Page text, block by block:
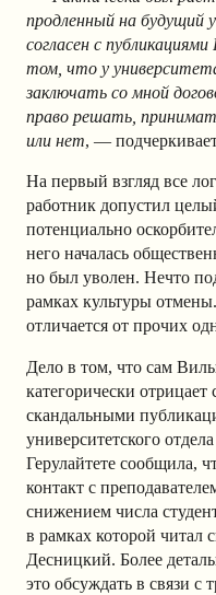
продленный на будущий
согласен с
том, что у
заключать со мной
право решать,
или нет, —
На первый взгляд все
работник допустил
потенциально
него началась
но был уволен. Нечто
рамках культуры
отличается от прочих
Дело в том, что сам
категорически отрицает
скандальными
университетского
Герулайтете сообщила,
контакт с
снижением числа
в рамках которой читал
Десницкий. Более
это обсуждать в связи с